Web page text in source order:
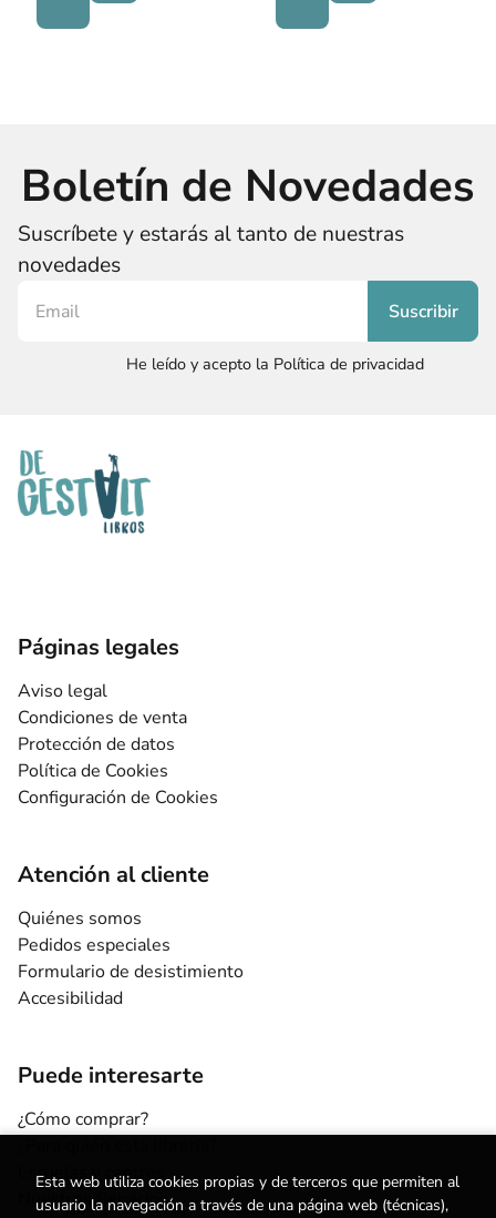
Boletín de Novedades
Suscríbete y estarás al tanto de nuestras
novedades
He leído y acepto la Política de privacidad
Páginas legales
Aviso legal
Condiciones de venta
Protección de datos
Política de Cookies
Configuración de Cookies
Atención al cliente
Quiénes somos
Pedidos especiales
Formulario de desistimiento
Accesibilidad
Puede interesarte
¿Cómo comprar?
Escuelas y centros
Nuestros Servicios
Esta web utiliza cookies propias y de terceros que permiten al
usuario la navegación a través de una página web (técnicas),